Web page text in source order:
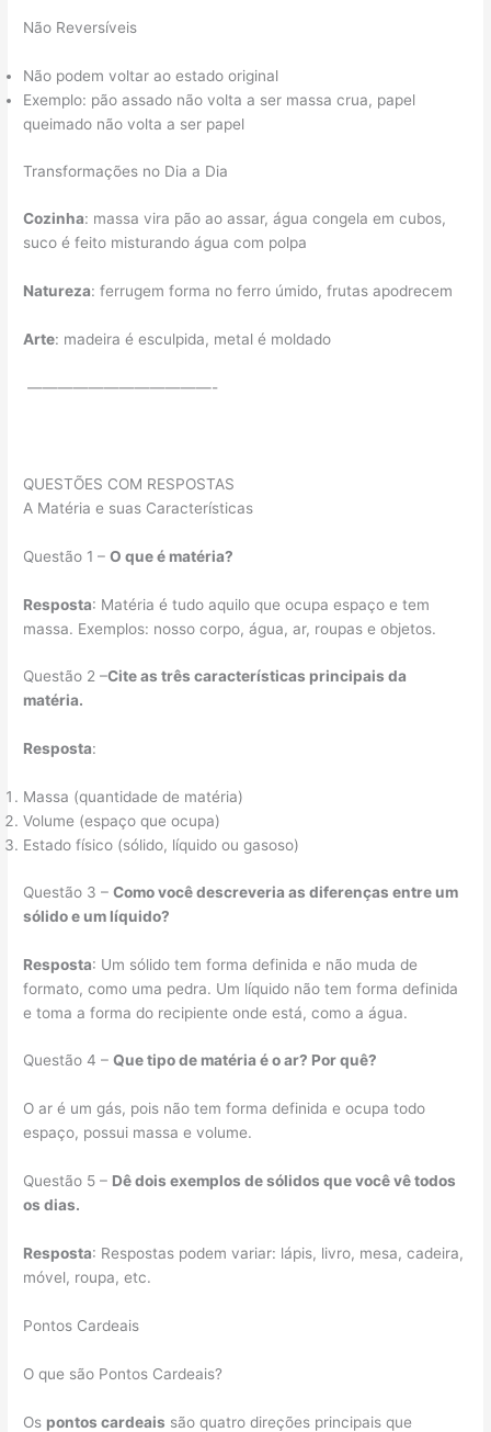
Não Reversíveis
Não podem voltar ao estado original
Exemplo: pão assado não volta a ser massa crua, papel
queimado não volta a ser papel
Transformações no Dia a Dia
Cozinha: massa vira pão ao assar, água congela em cubos,
suco é feito misturando água com polpa
Natureza: ferrugem forma no ferro úmido, frutas apodrecem
Arte: madeira é esculpida, metal é moldado
————————————-
QUESTÕES COM RESPOSTAS
A Matéria e suas Características
Questão 1 –O que é matéria?
Resposta: Matéria é tudo aquilo que ocupa espaço e tem
massa. Exemplos: nosso corpo, água, ar, roupas e objetos.
Questão 2 –Cite as três características principais da
matéria.
Resposta:
Massa (quantidade de matéria)
Volume (espaço que ocupa)
Estado físico (sólido, líquido ou gasoso)
Questão 3 –Como você descreveria as diferenças entre um
sólido e um líquido?
Resposta: Um sólido tem forma definida e não muda de
formato, como uma pedra. Um líquido não tem forma definida
e toma a forma do recipiente onde está, como a água.
Questão 4 –Que tipo de matéria é o ar? Por quê?
O ar é um gás, pois não tem forma definida e ocupa todo
espaço, possui massa e volume.
Questão 5 – Dê dois exemplos de sólidos que você vê todos
os dias.
Resposta: Respostas podem variar: lápis, livro, mesa, cadeira,
móvel, roupa, etc.
Pontos Cardeais
O que são Pontos Cardeais?
Os pontos cardeais são quatro direções principais que